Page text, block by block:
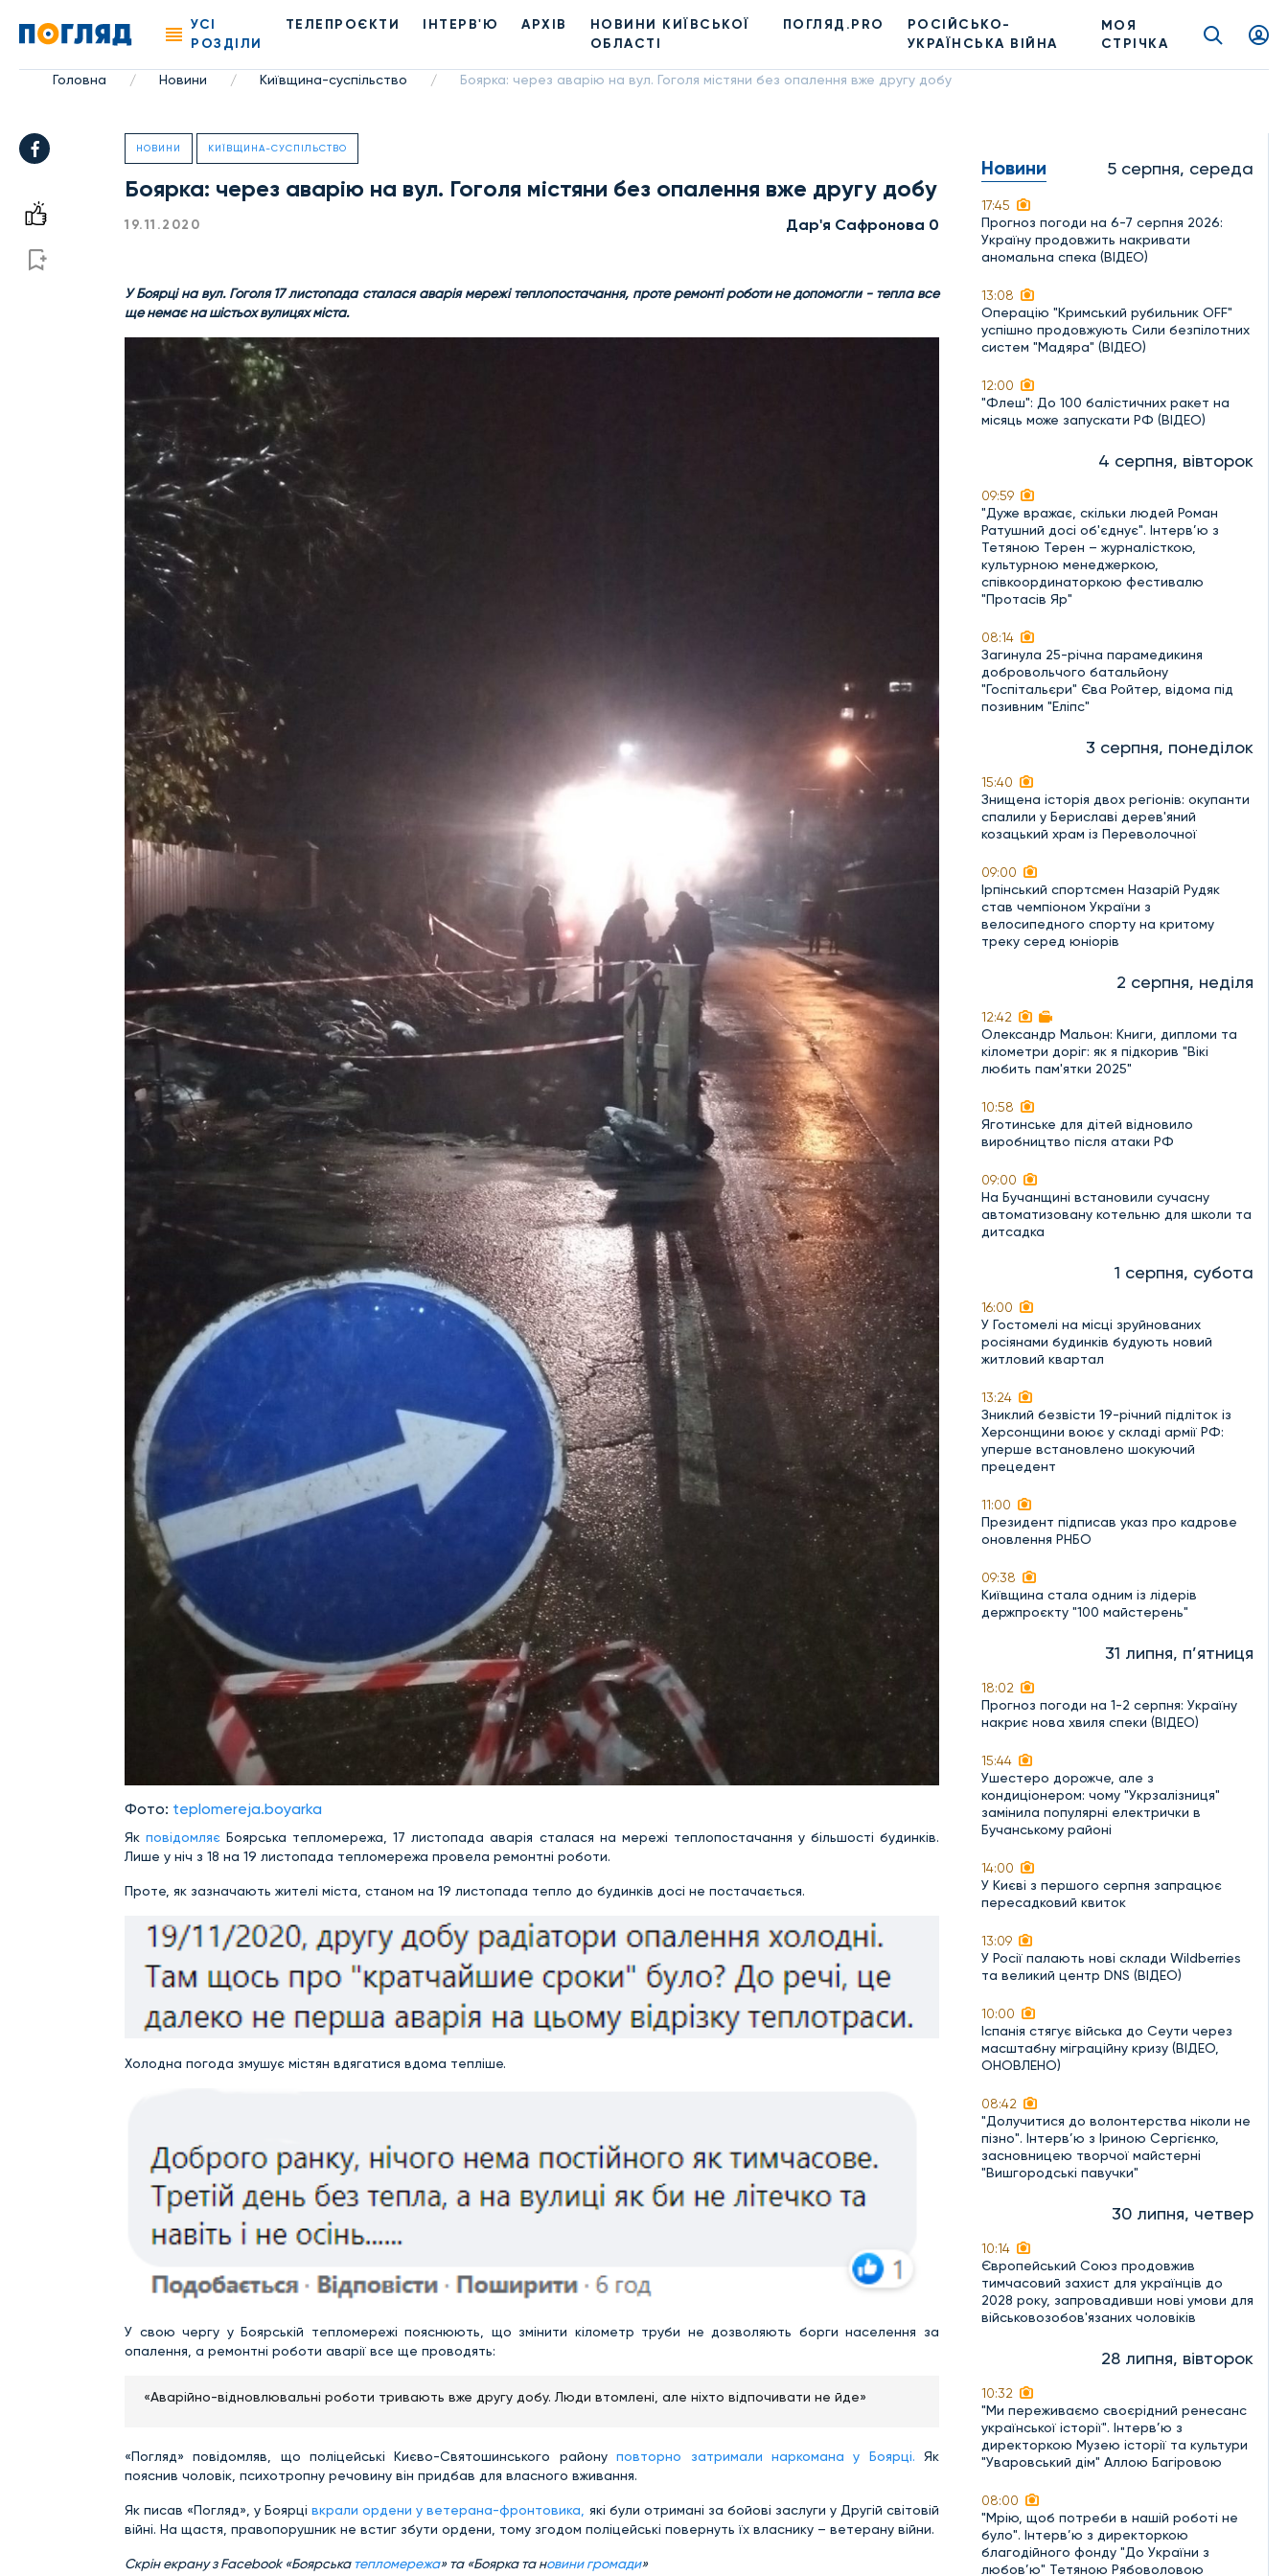
УСІ
РОЗДІЛИ
ТЕЛЕПРОЄКТИ ІНТЕРВ'Ю АРХІВ
НОВИНИ КИЇВСЬКОЇ
ОБЛАСТІ
ПОГЛЯД.PRO
РОСІЙСЬКО-
УКРАЇНСЬКА ВІЙНА
МОЯ
СТРІЧКА
Головна / Новини / Київщина-суспільство / Боярка: через аварію на вул. Гоголя містяни без опалення вже другу добу
НОВИНИ КИЇВЩИНА-СУСПІЛЬСТВО
Боярка: через аварію на вул. Гоголя містяни без опалення вже другу добу
19.11.2020 Дар'я Сафронова 0
У Боярці на вул. Гоголя 17 листопада сталася аварія мережі теплопостачання, проте ремонті роботи не допомогли- тепла все
ще немає на шістьох вулицях міста.
Фото: teplomereja.boyarka
ЯкповідомляєБоярська тепломережа, 17 листопада аварія сталася на мережі теплопостачання у більшості будинків.
Лише у ніч з 18 на 19 листопада тепломережа провела ремонтні роботи.
Проте, як зазначають жителі міста, станом на 19 листопада тепло до будинків досі не постачається.
Холодна погода змушує містян вдягатися вдома тепліше.
У свою чергу у Боярській тепломережі пояснюють, що змінити кілометр труби не дозволяють борги населення за
опалення, а ремонтні роботи аварії все ще проводять:
«Аварійно-відновлювальні роботи тривають вже другу добу. Люди втомлені, але ніхто відпочивати не йде»
«Погляд» повідомляв, що поліцейські Києво-Святошинського районуповторно затримали наркомана у Боярці. Як
пояснив чоловік, психотропну речовину він придбав для власного вживання.
Як писав «Погляд», у Боярці вкрали ордени у ветерана-фронтовика, які були отримані за бойові заслуги у Другій світовій
війні. На щастя, правопорушник не встиг збути ордени, тому згодом поліцейські повернуть їх власнику – ветерану війни.
Скрін екрану з Facebook «Боярськатепломережа» та «Боярка та новини громади»
Новини 5 серпня, середа
17:45
Прогноз погоди на 6-7 серпня 2026:
Україну продовжить накривати
аномальна спека (ВІДЕО)
13:08
Операцію "Кримський рубильник OFF"
успішно продовжують Сили безпілотних
систем "Мадяра" (ВІДЕО)
12:00
"Флеш": До 100 балістичних ракет на
місяць може запускати РФ (ВІДЕО)
4 серпня, вівторок
09:59
"Дуже вражає, скільки людей Роман
Ратушний досі об'єднує". Інтерв’ю з
Тетяною Терен – журналісткою,
культурною менеджеркою,
співкоординаторкою фестивалю
"Протасів Яр"
08:14
Загинула 25-річна парамедикиня
добровольчого батальйону
"Госпітальєри" Єва Ройтер, відома під
позивним "Еліпс"
3 серпня, понеділок
15:40
Знищена історія двох регіонів: окупанти
спалили у Бериславі дерев'яний
козацький храм із Переволочної
09:00
Ірпінський спортсмен Назарій Рудяк
став чемпіоном України з
велосипедного спорту на критому
треку серед юніорів
2 серпня, неділя
12:42
Олександр Мальон: Книги, дипломи та
кілометри доріг: як я підкорив "Вікі
любить пам'ятки 2025"
10:58
Яготинське для дітей відновило
виробництво після атаки РФ
09:00
На Бучанщині встановили сучасну
автоматизовану котельню для школи та
дитсадка
1 серпня, субота
16:00
У Гостомелі на місці зруйнованих
росіянами будинків будують новий
житловий квартал
13:24
Зниклий безвісти 19-річний підліток із
Херсонщини воює у складі армії РФ:
уперше встановлено шокуючий
прецедент
11:00
Президент підписав указ про кадрове
оновлення РНБО
09:38
Київщина стала одним із лідерів
держпроєкту "100 майстерень"
31 липня, п’ятниця
18:02
Прогноз погоди на 1-2 серпня: Україну
накриє нова хвиля спеки (ВІДЕО)
15:44
Ушестеро дорожче, але з
кондиціонером: чому "Укрзалізниця"
замінила популярні електрички в
Бучанському районі
14:00
У Києві з першого серпня запрацює
пересадковий квиток
13:09
У Росії палають нові склади Wildberries
та великий центр DNS (ВІДЕО)
10:00
Іспанія стягує війська до Сеути через
масштабну міграційну кризу (ВІДЕО,
ОНОВЛЕНО)
08:42
"Долучитися до волонтерства ніколи не
пізно". Інтерв’ю з Іриною Сергієнко,
засновницею творчої майстерні
"Вишгородські павучки"
30 липня, четвер
10:14
Європейський Союз продовжив
тимчасовий захист для українців до
2028 року, запровадивши нові умови для
військовозобов'язаних чоловіків
28 липня, вівторок
10:32
"Ми переживаємо своєрідний ренесанс
української історії". Інтерв’ю з
директоркою Музею історії та культури
"Уваровський дім" Аллою Багіровою
08:00
"Мрію, щоб потреби в нашій роботі не
було". Інтерв’ю з директоркою
благодійного фонду "До України з
любов’ю" Тетяною Рябоволовою